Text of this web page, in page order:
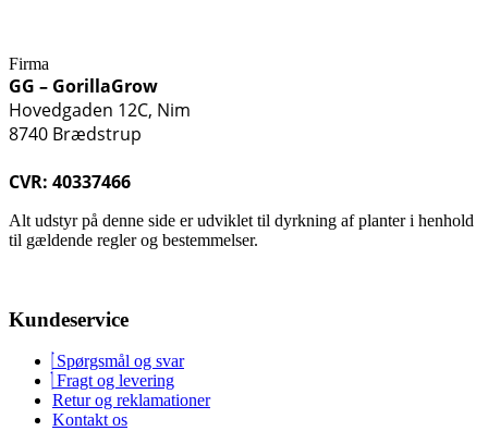
Firma
GG – GorillaGrow
Hovedgaden 12C, Nim
8740 Brædstrup
CVR: 40337466
Alt udstyr på denne side er udviklet til dyrkning af planter i henhold
til gældende regler og bestemmelser.
Kundeservice
Spørgsmål og svar
Fragt og levering
Retur og reklamationer
Kontakt os